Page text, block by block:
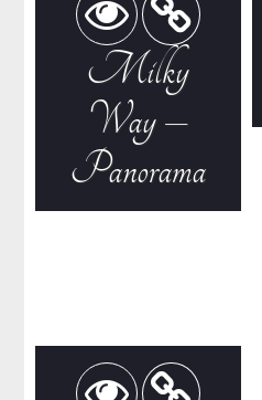
Milky
Way –
Panorama